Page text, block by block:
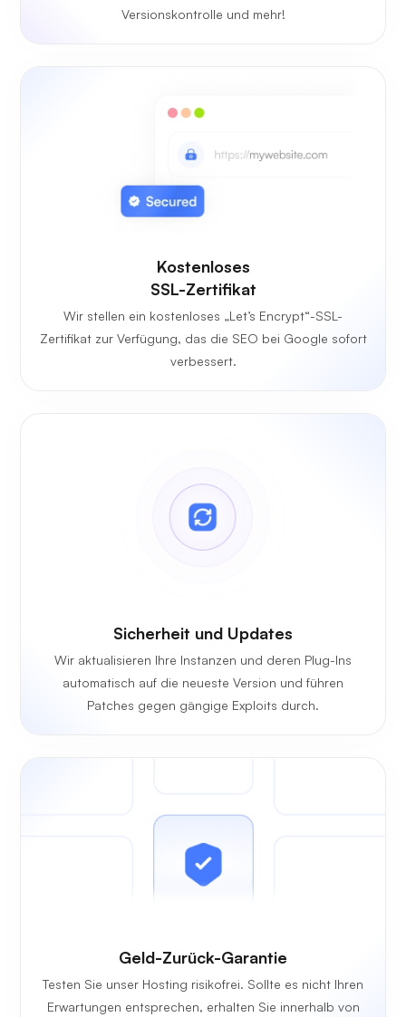
Versionskontrolle und mehr!
Kostenloses
SSL-Zertifikat
Wir stellen ein kostenloses „Let’s Encrypt“-SSL-
Zertifikat zur Verfügung, das die SEO bei Google sofort
verbessert.
Sicherheit und Updates
Wir aktualisieren Ihre Instanzen und deren Plug-Ins
automatisch auf die neueste Version und führen
Patches gegen gängige Exploits durch.
Geld-Zurück-Garantie
Testen Sie unser Hosting risikofrei. Sollte es nicht Ihren
Erwartungen entsprechen, erhalten Sie innerhalb von